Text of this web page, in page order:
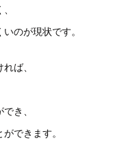
のが現状です。
ば、
き、
できます。